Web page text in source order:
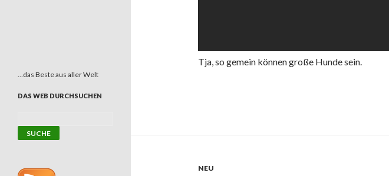
Tja, so gemein können große Hunde sein.
NEU
…das Beste aus aller Welt
DAS WEB DURCHSUCHEN